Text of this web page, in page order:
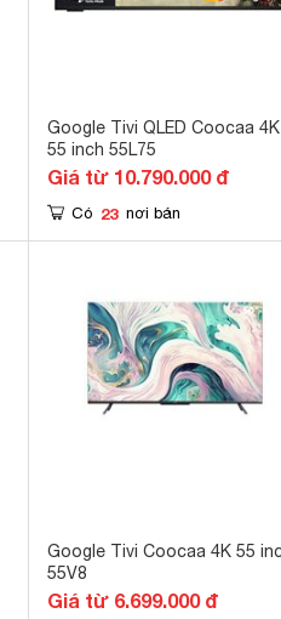
Google Tivi QLED Coocaa 4K
55 inch 55L75
Giá từ 10.790.000 đ
Có 23 nơi bán
Google Tivi Coocaa 4K 55
55V8
Giá từ 6.699.000 đ